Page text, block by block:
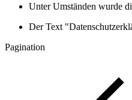
Unter Umständen wurde
Der Text
Pagination